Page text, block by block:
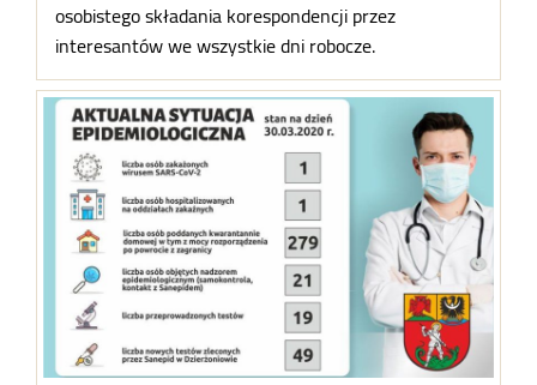
osobistego składania korespondencji przez
interesantów we wszystkie dni robocze.